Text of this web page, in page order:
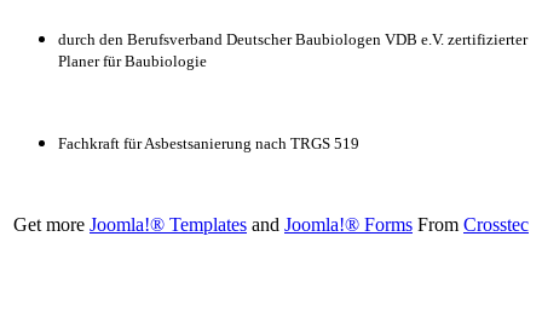
durch den Berufsverband Deutscher Baubiologen VDB e.V. zertifizierter
Planer für Baubiologie
Fachkraft für Asbestsanierung nach TRGS 519
Get more Joomla!® Templates and Joomla!® Forms From Crosstec